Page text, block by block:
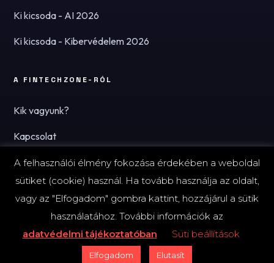
Ki kicsoda - AI 2026
Ki kicsoda - Kibervédelem 2026
A FINTECHZONE-RÓL
Kik vagyunk?
Kapcsolat
Hírlevél
© 2026 FinTechZone.hu - A FinTech Group Kft.
Adatvédelmi tájékoztató (PDF)Süti-beállítások
A felhasználói élmény fokozása érdekében a weboldal
sütiket (cookie) használ. Ha tovább használja az oldalt,
vagy az "Elfogadom" gombra kattint, hozzájárul a sütik
használatához. További információk az
adatvédelmi tájékoztatóban
Süti beállítások
Elfogadom Elutasít